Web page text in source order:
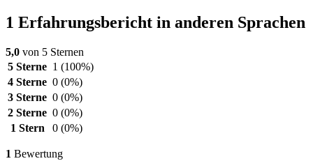
1 Erfahrungsbericht in anderen Sprachen
5,0 von 5 Sternen
5 Sterne 1 (100%)
4 Sterne 0 (0%)
3 Sterne 0 (0%)
2 Sterne 0 (0%)
1 Stern
0 (0%)
1 Bewertung